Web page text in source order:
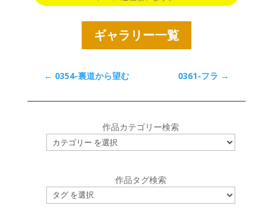
ギャラリー一覧
← 0354-裏道から望む 0361-フラ →
作品カテゴリー検索
作品タグ検索